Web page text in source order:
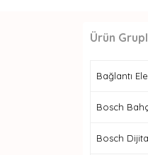
Ürün
Bağlantı
Bosch
Bosch